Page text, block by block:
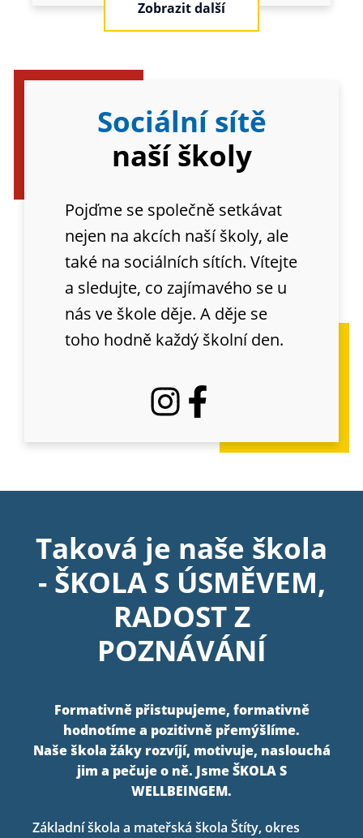
Zobrazit další
Sociální sítě
naší školy
Pojďme se společně setkávat
nejen na akcích naší školy, ale
také na sociálních sítích. Vítejte
a sledujte, co zajímavého se u
nás ve škole děje. A děje se
toho hodně každý školní den.
Taková je naše škola
- ŠKOLA S ÚSMĚVEM,
RADOST Z
POZNÁVÁNÍ
Formativně přistupujeme, formativně
hodnotíme a pozitivně přemýšlíme.
Naše škola žáky rozvíjí, motivuje, naslouchá
jim a pečuje o ně. Jsme ŠKOLA S
WELLBEINGEM.
Základní škola a mateřská škola Štíty, okres